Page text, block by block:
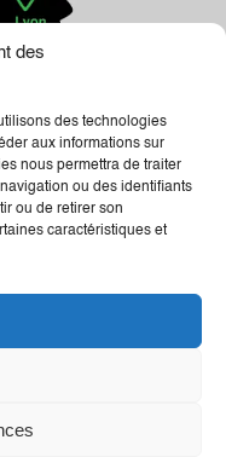
des
des technologies
aux informations sur
nous permettra de traiter
ou des identifiants
ou de retirer son
caractéristiques et